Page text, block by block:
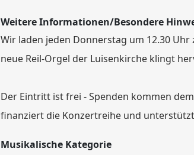
Weitere Informationen/Besondere
Wir laden jeden Donnerstag um 12.30
neue Reil-Orgel der Luisenkirche klingt
Der Eintritt ist frei - Spenden kommen
finanziert die Konzertreihe und
Musikalische Kategorie